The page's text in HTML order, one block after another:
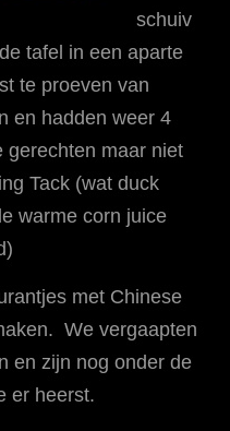
schuiv
tafel in een aparte
te proeven van
en hadden weer 4
maar niet
Tack (wat duck
warme corn juice
met Chinese
We vergaapten
en zijn nog onder de
er heerst.